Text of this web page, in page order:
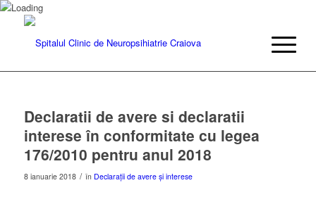
Declaratii de avere si declaratii
interese în conformitate cu legea
176/2010 pentru anul 2018
8 ianuarie 2018 / în Declarații de avere și interese